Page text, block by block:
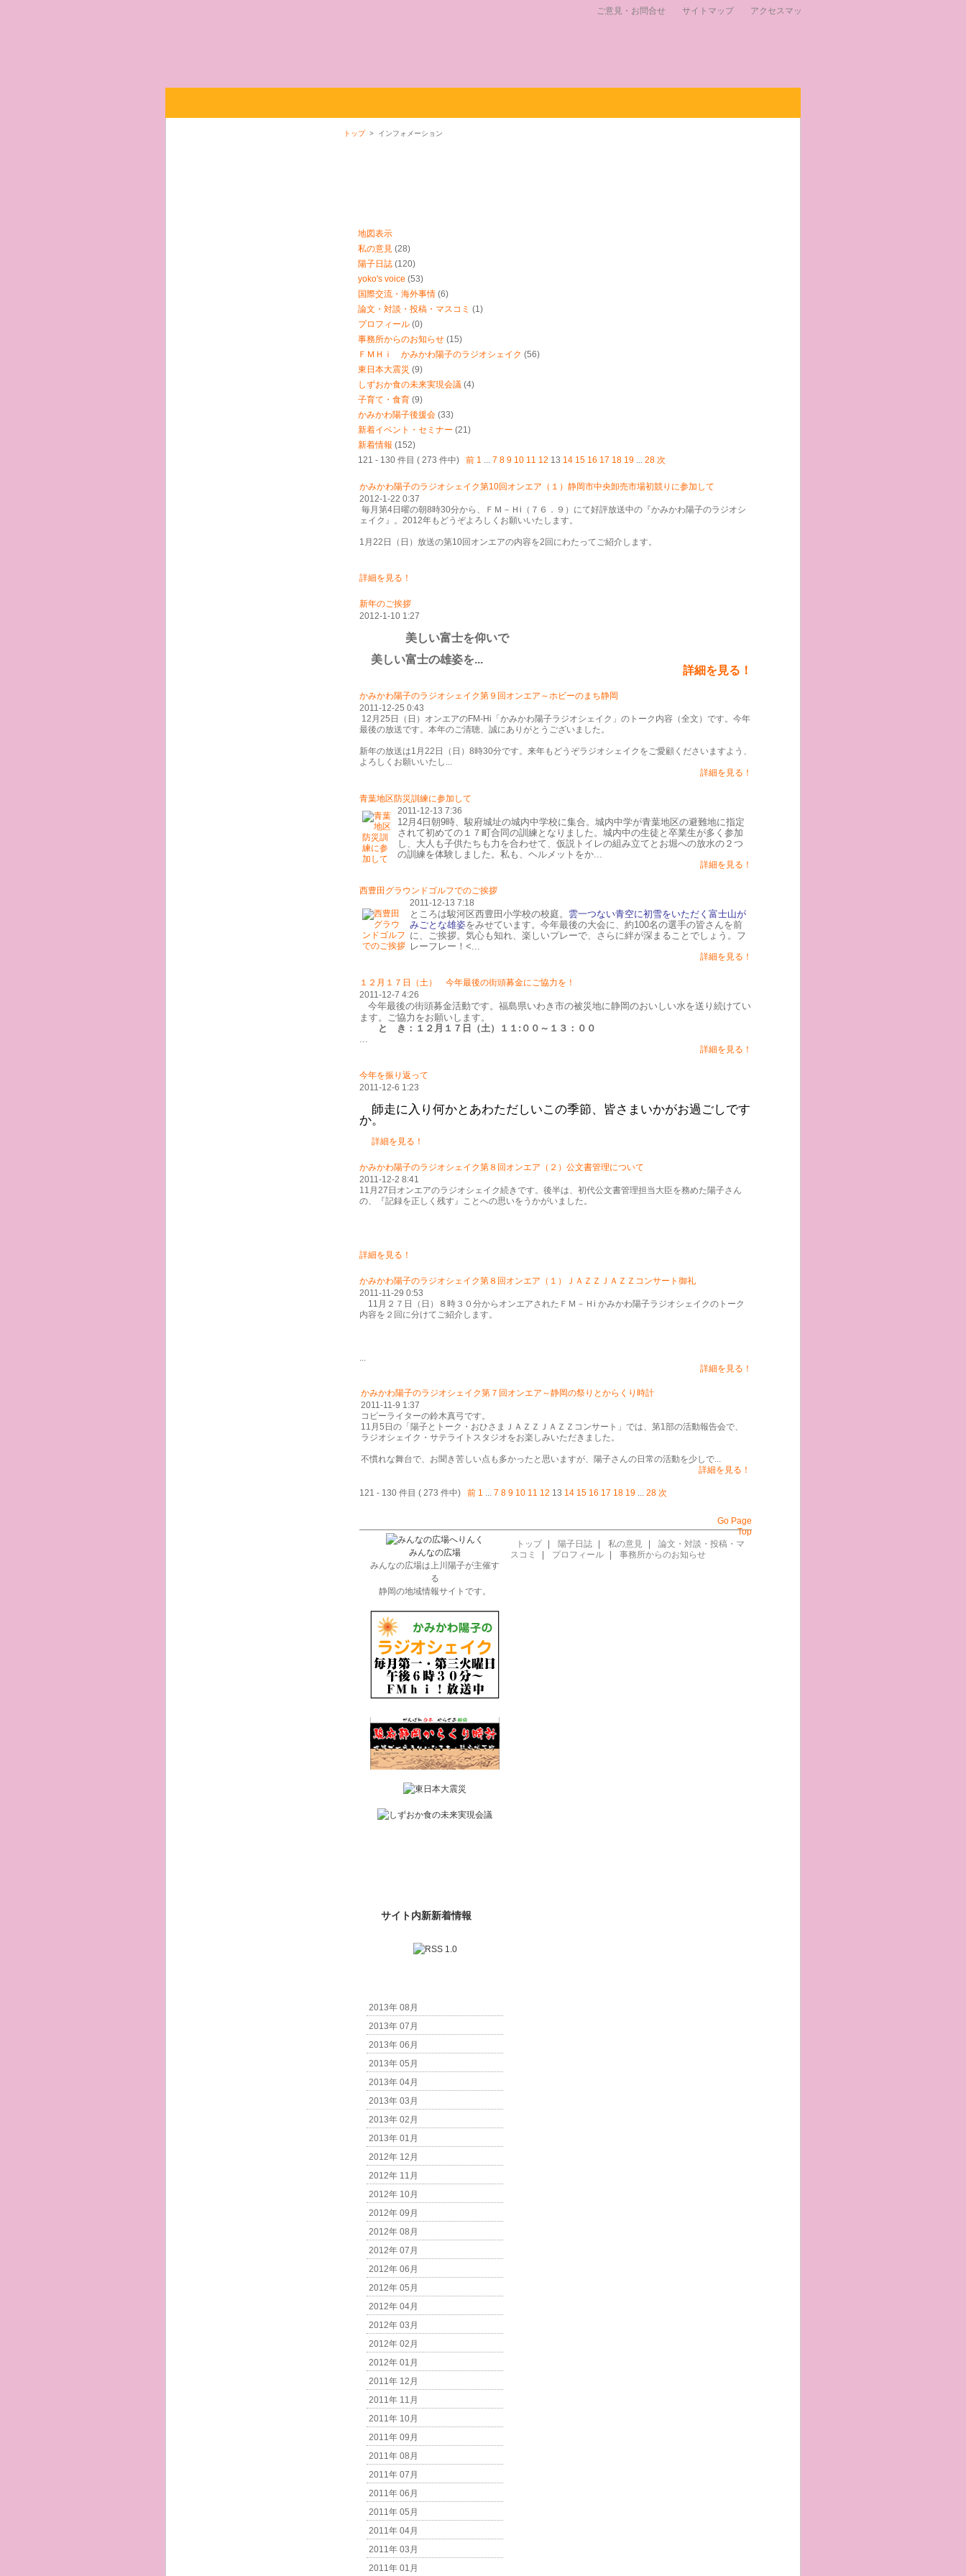
ご意見・お問合せ サイトマップ アクセスマップ
トップ> インフォメーション
地図表示
私の意見 (28)
陽子日誌 (120)
yoko's voice (53)
国際交流・海外事情 (6)
論文・対談・投稿・マスコミ (1)
プロフィール (0)
事務所からのお知らせ (15)
ＦＭＨｉ かみかわ陽子のラジオシェイク (56)
東日本大震災 (9)
しずおか食の未来実現会議 (4)
子育て・食育 (9)
かみかわ陽子後援会 (33)
新着イベント・セミナー (21)
新着情報 (152)
121 - 130 件目 ( 273 件中) 前 1 ... 7 8 9 10 11 12 13 14 15 16 17 18 19 ... 28 次
かみかわ陽子のラジオシェイク第10回オンエア（１）静岡市中央卸売市場初競りに参加して
2012-1-22 0:37
毎月第4日曜の朝8時30分から、ＦＭ－Ｈi（７６．９）にて好評放送中の『かみかわ陽子のラジオシ
ェイク』。2012年もどうぞよろしくお願いいたします。
1月22日（日）放送の第10回オンエアの内容を2回にわたってご紹介します。
詳細を見る！
新年のご挨拶
2012-1-10 1:27
美しい富士を仰いで
美しい富士の雄姿を...
詳細を見る！
かみかわ陽子のラジオシェイク第９回オンエア～ホビーのまち静岡
2011-12-25 0:43
12月25日（日）オンエアのFM-Hi「かみかわ陽子ラジオシェイク」のトーク内容（全文）です。今年
最後の放送です。本年のご清聴、誠にありがとうございました。
新年の放送は1月22日（日）8時30分です。来年もどうぞラジオシェイクをご愛顧くださいますよう、
よろしくお願いいたし...
詳細を見る！
青葉地区防災訓練に参加して
2011-12-13 7:36
12月4日朝9時、駿府城址の城内中学校に集合。城内中学が青葉地区の避難地に指定
されて初めての１７町合同の訓練となりました。城内中の生徒と卒業生が多く参加
し、大人も子供たちも力を合わせて、仮説トイレの組み立てとお堀への放水の２つ
の訓練を体験しました。私も、ヘルメットをか...
詳細を見る！
西豊田グラウンドゴルフでのご挨拶
2011-12-13 7:18
ところは駿河区西豊田小学校の校庭。 雲一つない青空に初雪をいただく富士山が
みごとな雄姿をみせています。今年最後の大会に、約100名の選手の皆さんを前
に、ご挨拶。気心も知れ、楽しいプレーで、さらに絆が深まることでしょう。フ
レーフレー！<...
詳細を見る！
１２月１７日（土） 今年最後の街頭募金にご協力を！
2011-12-7 4:26
今年最後の街頭募金活動です。福島県いわき市の被災地に静岡のおいしい水を送り続けてい
ます。ご協力をお願いします。
と き：１２月１７日（土）１１:００～１３：００
...
詳細を見る！
今年を振り返って
2011-12-6 1:23
師走に入り何かとあわただしいこの季節、皆さまいかがお過ごしです
か。
詳細を見る！
かみかわ陽子のラジオシェイク第８回オンエア（２）公文書管理について
2011-12-2 8:41
11月27日オンエアのラジオシェイク続きです。後半は、初代公文書管理担当大臣を務めた陽子さん
の、『記録を正しく残す』ことへの思いをうかがいました。
詳細を見る！
かみかわ陽子のラジオシェイク第８回オンエア（１）ＪＡＺＺＪＡＺＺコンサート御礼
2011-11-29 0:53
11月２７日（日）８時３０分からオンエアされたＦＭ－Ｈi かみかわ陽子ラジオシェイクのトーク
内容を２回に分けてご紹介します。
...
詳細を見る！
かみかわ陽子のラジオシェイク第７回オンエア～静岡の祭りとからくり時計
2011-11-9 1:37
コピーライターの鈴木真弓です。
11月5日の「陽子とトーク・おひさまＪＡＺＺＪＡＺＺコンサート」では、第1部の活動報告会で、
ラジオシェイク・サテライトスタジオをお楽しみいただきました。
不慣れな舞台で、お聞き苦しい点も多かったと思いますが、陽子さんの日常の活動を少しで...
詳細を見る！
121 - 130 件目 ( 273 件中) 前 1 ... 7 8 9 10 11 12 13 14 15 16 17 18 19 ... 28 次
Go Page
Top
みんなの広場
みんなの広場は上川陽子が主催す
る
静岡の地域情報サイトです。
サイト内新新着情報
2013年 08月
2013年 07月
2013年 06月
2013年 05月
2013年 04月
2013年 03月
2013年 02月
2013年 01月
2012年 12月
2012年 11月
2012年 10月
2012年 09月
2012年 08月
2012年 07月
2012年 06月
2012年 05月
2012年 04月
2012年 03月
2012年 02月
2012年 01月
2011年 12月
2011年 11月
2011年 10月
2011年 09月
2011年 08月
2011年 07月
2011年 06月
2011年 05月
2011年 04月
2011年 03月
2011年 01月
トップ 陽子日誌 私の意見
論文・対談・投稿・マ
スコミ
プロフィール 事務所からのお知らせ